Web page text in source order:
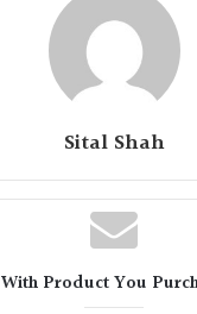
Sital Shah
With Product You